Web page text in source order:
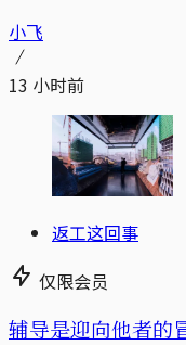
小飞
13 小时前
返工这回事
仅限会员
辅导是迎向他者